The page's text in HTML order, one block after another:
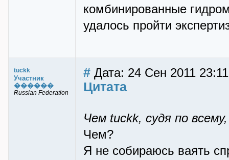
комбинированные
удалось пройти
tuckk
Участник
������
Russian Federation
# Дата: 24 Сен 2011 23:11
Цитата
Чем tuckk, судя по
Чем?
Я не собираюсь ваять